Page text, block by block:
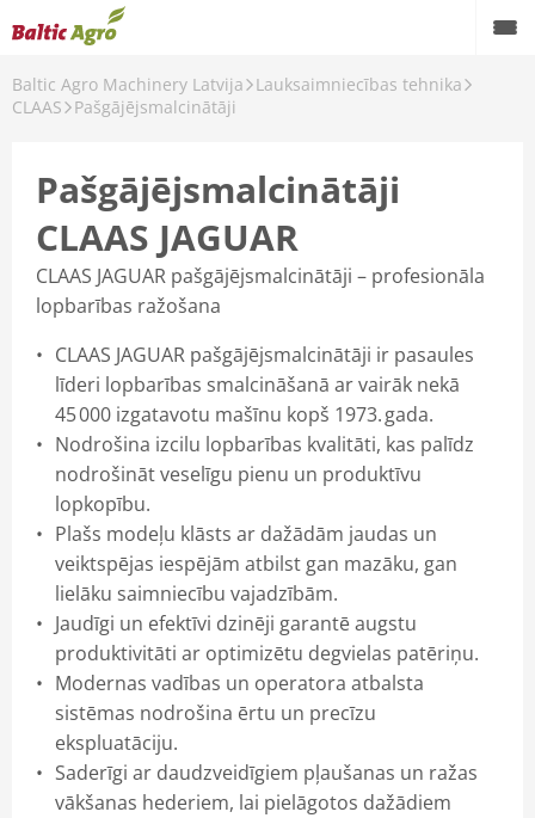
Baltic Agro Machinery Latvija
Lauksaimniecības tehnika
CLAAS
Pašgājējsmalcinātāji
Pašgājējsmalcinātāji
CLAAS JAGUAR
CLAAS JAGUAR pašgājējsmalcinātāji – profesionāla
lopbarības ražošana
CLAAS JAGUAR pašgājējsmalcinātāji ir pasaules
līderi lopbarības smalcināšanā ar vairāk nekā
45 000 izgatavotu mašīnu kopš 1973. gada.
Nodrošina izcilu lopbarības kvalitāti, kas palīdz
nodrošināt veselīgu pienu un produktīvu
lopkopību.
Plašs modeļu klāsts ar dažādām jaudas un
veiktspējas iespējām atbilst gan mazāku, gan
lielāku saimniecību vajadzībām.
Jaudīgi un efektīvi dzinēji garantē augstu
produktivitāti ar optimizētu degvielas patēriņu.
Modernas vadības un operatora atbalsta
sistēmas nodrošina ērtu un precīzu
ekspluatāciju.
Saderīgi ar daudzveidīgiem pļaušanas un ražas
vākšanas hederiem, lai pielāgotos dažādiem
traktori
pļaujmašīnas un augsnes apstrādes agregāti
pļaujmašīnas
RITEŅIEKRĀVĒJI
risinājumi